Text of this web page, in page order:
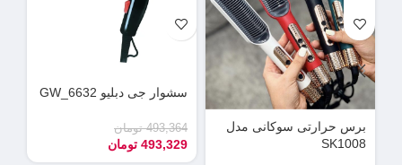
برس حرارتی سوکانی مدل
SK1008
سشوار جی دبلیو GW_6632
493,364 تومان
493,329 تومان